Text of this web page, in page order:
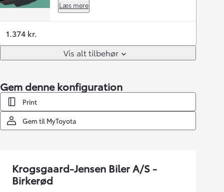
Læs mere
1.374 kr.
Vis alt tilbehør
Gem denne konfiguration
Print
Gem til MyToyota
Krogsgaard-Jensen Biler A/S -
Birkerød